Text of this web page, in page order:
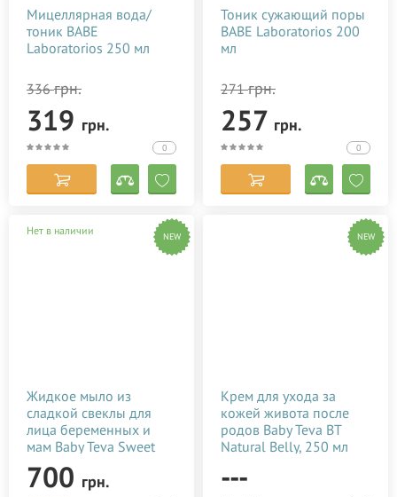
Мицеллярная вода/
тоник BABE
Laboratorios 250 мл
336грн.
319 грн.
0
Тоник сужающий поры
BABE Laboratorios 200
мл
271грн.
257 грн.
0
Нет в наличии NEW
Жидкое мыло из
сладкой свеклы для
лица беременных и
мам Baby Teva Sweet
Soap 180 мл
700 грн.
NEW
Крем для ухода за
кожей живота после
родов Baby Teva BT
Natural Belly, 250 мл
---